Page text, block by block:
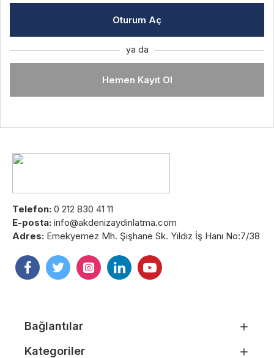
Oturum Aç
ya da
Hemen Kayıt Ol
Telefon: 0 212 830 41 11
E-posta: info@akdenizaydinlatma.com
Adres: Emekyemez Mh. Şişhane Sk. Yıldız İş Hanı No:7/38
Bağlantılar
Kategoriler